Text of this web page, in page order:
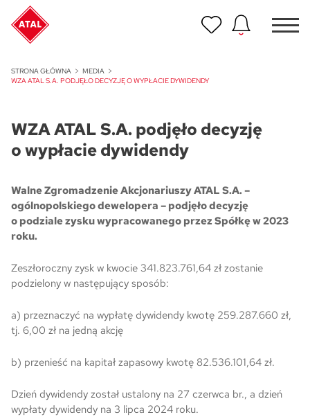
STRONA GŁÓWNA
MEDIA
WZA ATAL S.A. PODJĘŁO DECYZJĘ O WYPŁACIE DYWIDENDY
WZA ATAL S.A. podjęło decyzję
o wypłacie dywidendy
Walne Zgromadzenie Akcjonariuszy ATAL S.A. ­–
ogólnopolskiego dewelopera – podjęło decyzję
o podziale zysku wypracowanego przez Spółkę w 2023
roku.
Zeszłoroczny zysk w kwocie 341.823.761,64 zł zostanie
podzielony w następujący sposób:
a) przeznaczyć na wypłatę dywidendy kwotę 259.287.660 zł,
tj. 6,00 zł na jedną akcję
b) przenieść na kapitał zapasowy kwotę 82.536.101,64 zł.
Dzień dywidendy został ustalony na 27 czerwca br., a dzień
wypłaty dywidendy na 3 lipca 2024 roku.
ATAL Unii Lubelskiej w Poznaniu
ATAL Ville przy Białej
Polecaj i zyskaj nawet 5 000 zł
NOWOŚĆ
NOWOŚĆ
ATAL Ruczaj w Krakowie
Skwer Witosa w Piastowie